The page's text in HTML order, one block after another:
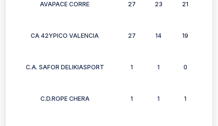
AVAPACE CORRE 27 23 21
CA 42YPICO VALENCIA 27 14 19
C.A. SAFOR DELIKIASPORT 1 1 0
C.D.ROPE CHERA 1 1 1